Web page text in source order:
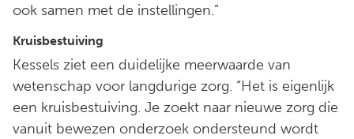
ook samen met de instellingen.”
Kruisbestuiving
Kessels ziet een duidelijke meerwaarde van
wetenschap voor langdurige zorg. “Het is eigenlijk
een kruisbestuiving. Je zoekt naar nieuwe zorg die
vanuit bewezen onderzoek ondersteund wordt